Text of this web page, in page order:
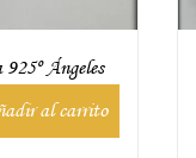
Ángeles
al carrito